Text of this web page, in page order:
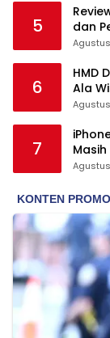
5
dan
6
HMD
Ala
7